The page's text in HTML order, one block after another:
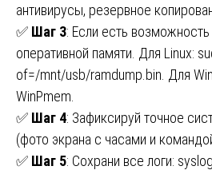
антивирусы, резервное
✅ Шаг 3: Если есть
оперативной памяти. Для Linux:
of=/mnt/usb/ramdump.bin. Для
WinPmem.
✅ Шаг 4: Зафиксируй точное
(фото экрана с часами и
✅ Шаг 5: Сохрани все логи: